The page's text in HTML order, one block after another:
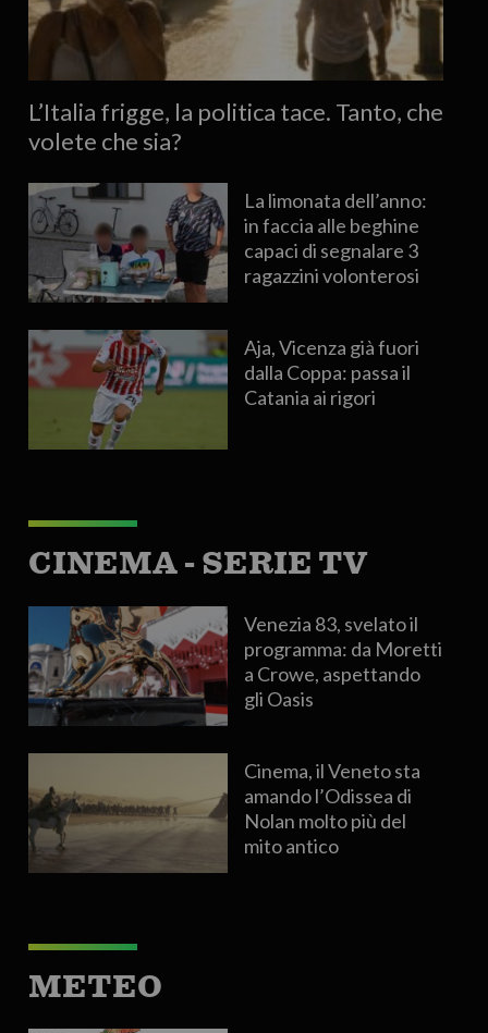
L’Italia frigge, la politica tace. Tanto, che
volete che sia?
La limonata dell’anno:
in faccia alle beghine
capaci di segnalare 3
ragazzini volonterosi
Aja, Vicenza già fuori
dalla Coppa: passa il
Catania ai rigori
CINEMA - SERIE TV
Venezia 83, svelato il
programma: da Moretti
a Crowe, aspettando
gli Oasis
Cinema, il Veneto sta
amando l’Odissea di
Nolan molto più del
mito antico
METEO